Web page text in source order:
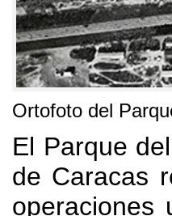
Ortofoto del
El Parque
de Caracas
operaciones